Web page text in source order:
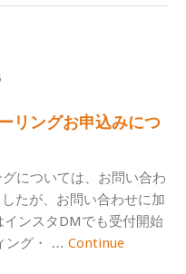
リングお申込みにつ
については、お問い合わ
たが、お問い合わせに加
ンスタDMでも受付開始
ング・ … Continue